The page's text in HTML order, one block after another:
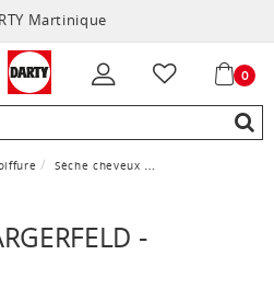
Martinique
0
Sèche cheveux
-